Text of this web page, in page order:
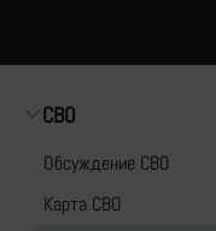
СВО
Обсуждение СВО
Карта СВО